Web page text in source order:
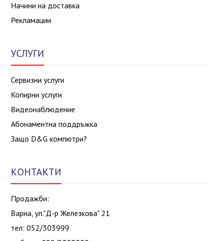
Начини на доставка
Рекламации
УСЛУГИ
Сервизни услуги
Копирни услуги
Видеонаблюдение
Абонаментна поддръжка
Защо D&G компютри?
КОНТАКТИ
Продажби:
Варна, ул."Д-р Железкова" 21
тел: 052/303999